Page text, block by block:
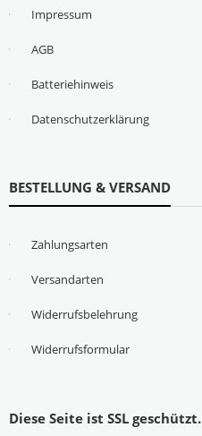
Impressum
AGB
Batteriehinweis
Datenschutzerklärung
BESTELLUNG & VERSAND
Zahlungsarten
Versandarten
Widerrufsbelehrung
Widerrufsformular
Diese Seite ist SSL geschützt.